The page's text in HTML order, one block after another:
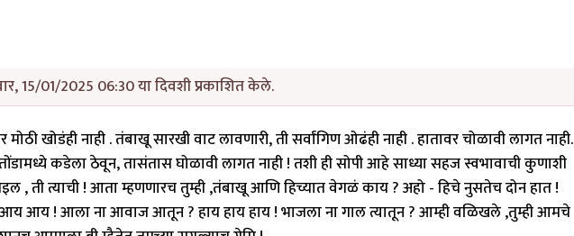
15/01/2025 06:30 या दिवशी प्रकाशित केले.
मोठी खोडंही नाही . तंबाखू सारखी वाट लावणारी, ती सर्वांगिण ओढंही नाही . हातावर चोळावी लागत नाही.
कडेला ठेवून, तासंतास घोळावी लागत नाही ! तशी ही सोपी आहे साध्या सहज स्वभावाची कुणाशी
घेइल , ती त्याची ! आता म्हणणारच तुम्ही ,तंबाखू आणि हिच्यात वेगळं काय ? अहो - हिचे नुसतेच दोन हात !
आय ! आला ना आवाज आतून ? हाय हाय हाय ! भाजला ना गाल त्यातून ? आम्ही वळिखले ,तुम्ही आमचे